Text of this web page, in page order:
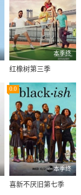
本季终
红橡树第三季
0.0
本季终
喜新不厌旧第七季